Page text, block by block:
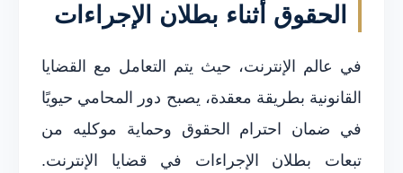
الحقوق أثناء بطلان الإجراءات
في عالم الإنترنت، حيث يتم التعامل مع القضايا
القانونية بطريقة معقدة، يصبح دور المحامي حيويًا
في ضمان احترام الحقوق وحماية موكليه من
تبعات بطلان الإجراءات في قضايا الإنترنت.